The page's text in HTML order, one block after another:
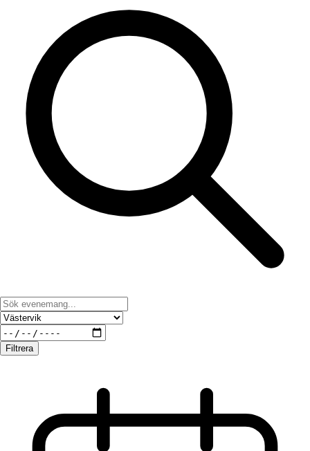
Filtrera